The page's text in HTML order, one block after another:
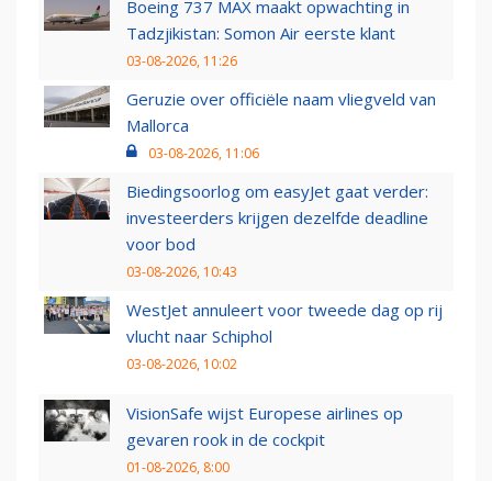
Boeing 737 MAX maakt opwachting in
Tadzjikistan: Somon Air eerste klant
03-08-2026, 11:26
Geruzie over officiële naam vliegveld van
Mallorca
03-08-2026, 11:06
Biedingsoorlog om easyJet gaat verder:
investeerders krijgen dezelfde deadline
voor bod
03-08-2026, 10:43
WestJet annuleert voor tweede dag op rij
vlucht naar Schiphol
03-08-2026, 10:02
VisionSafe wijst Europese airlines op
gevaren rook in de cockpit
01-08-2026, 8:00